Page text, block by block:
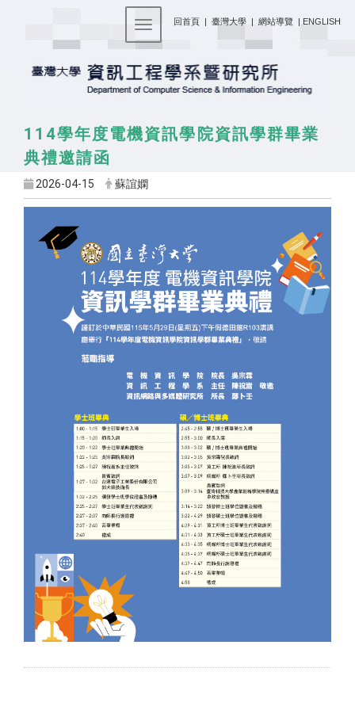
回首頁 | 臺灣大學 | 網站導覽 | ENGLISH
Toggle navigation
114學年度電機資訊學院資訊學群畢業
典禮邀請函
2026-04-15 蘇誼嫻